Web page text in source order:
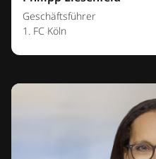
Geschäftsführer
1. FC Köln